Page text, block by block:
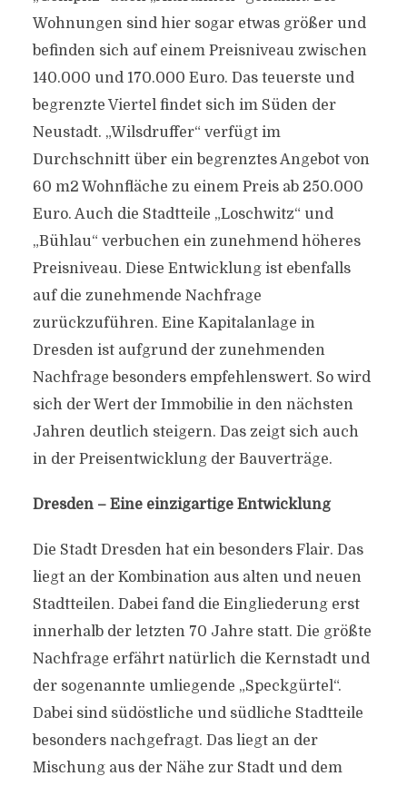
Wohnungen sind hier sogar etwas größer und
befinden sich auf einem Preisniveau zwischen
140.000 und 170.000 Euro. Das teuerste und
begrenzte Viertel findet sich im Süden der
Neustadt. „Wilsdruffer“ verfügt im
Durchschnitt über ein begrenztes Angebot von
60 m2 Wohnfläche zu einem Preis ab 250.000
Euro. Auch die Stadtteile „Loschwitz“ und
„Bühlau“ verbuchen ein zunehmend höheres
Preisniveau. Diese Entwicklung ist ebenfalls
auf die zunehmende Nachfrage
zurückzuführen. Eine Kapitalanlage in
Dresden ist aufgrund der zunehmenden
Nachfrage besonders empfehlenswert. So wird
sich der Wert der Immobilie in den nächsten
Jahren deutlich steigern. Das zeigt sich auch
in der Preisentwicklung der Bauverträge.
Dresden – Eine einzigartige Entwicklung
Die Stadt Dresden hat ein besonders Flair. Das
liegt an der Kombination aus alten und neuen
Stadtteilen. Dabei fand die Eingliederung erst
innerhalb der letzten 70 Jahre statt. Die größte
Nachfrage erfährt natürlich die Kernstadt und
der sogenannte umliegende „Speckgürtel“.
Dabei sind südöstliche und südliche Stadtteile
besonders nachgefragt. Das liegt an der
Mischung aus der Nähe zur Stadt und dem